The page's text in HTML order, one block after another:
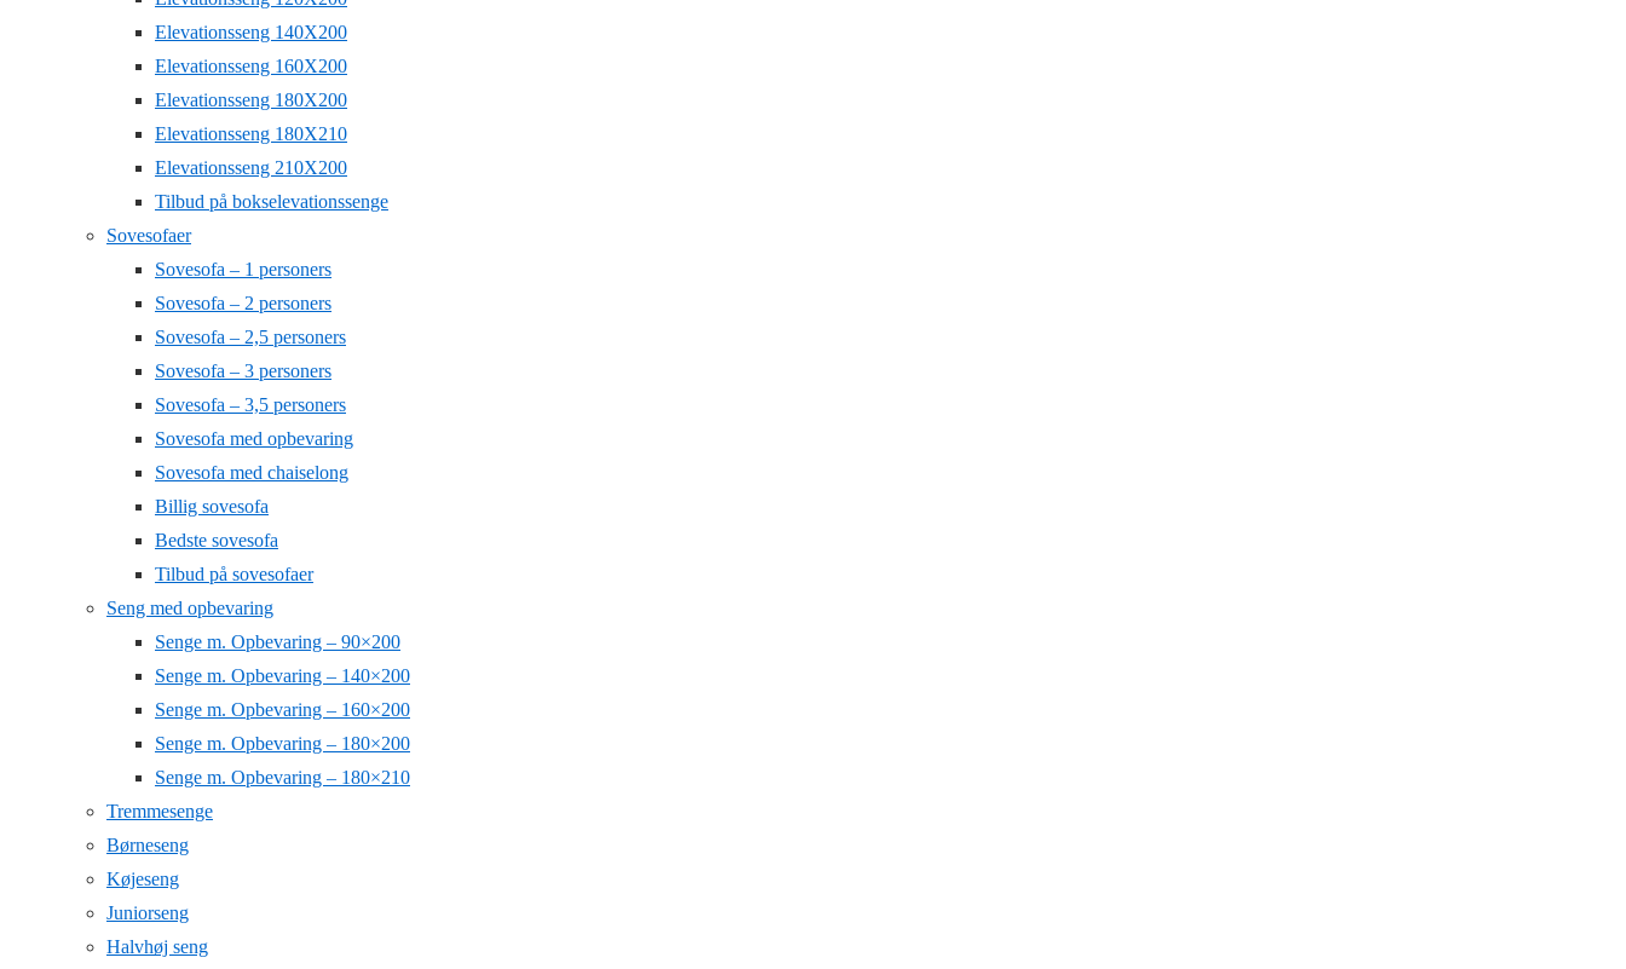
Elevationsseng 140X200
Elevationsseng 160X200
Elevationsseng 180X200
Elevationsseng 180X210
Elevationsseng 210X200
Tilbud på bokselevationssenge
Sovesofaer
Sovesofa – 1 personers
Sovesofa – 2 personers
Sovesofa – 2,5 personers
Sovesofa – 3 personers
Sovesofa – 3,5 personers
Sovesofa med opbevaring
Sovesofa med chaiselong
Billig sovesofa
Bedste sovesofa
Tilbud på sovesofaer
Seng med opbevaring
Senge m. Opbevaring – 90×200
Senge m. Opbevaring – 140×200
Senge m. Opbevaring – 160×200
Senge m. Opbevaring – 180×200
Senge m. Opbevaring – 180×210
Tremmesenge
Børneseng
Køjeseng
Juniorseng
Halvhøj seng